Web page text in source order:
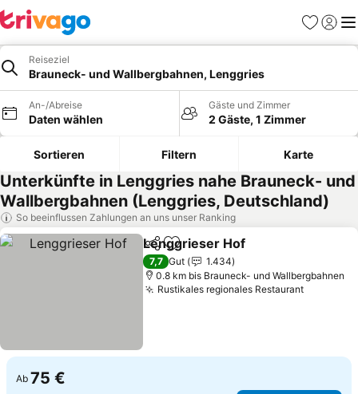
Favoriten
Reiseziel
Brauneck- und Wallbergbahnen, Lenggries
An-/Abreise
Daten wählen
Gäste und Zimmer
2 Gäste, 1 Zimmer
Sortieren Filtern Karte
Unterkünfte in Lenggries nahe Brauneck- und
Wallbergbahnen (Lenggries, Deutschland)
So beeinflussen Zahlungen an uns unser Ranking
TeilenZu Favoriten hinzufügen
Lenggrieser Hof
7,7 Gut
1.434
0.8 km bis Brauneck- und Wallbergbahnen
Rustikales regionales RestaurantPreise
Ab 75 €